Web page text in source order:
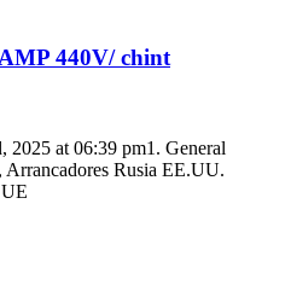
440V/ chint
2025 at 06:39 pm1. General
Arrancadores Rusia EE.UU.